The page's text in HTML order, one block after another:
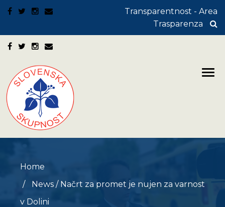
Transparentnost - Area
Trasparenza
Home
News /Načrt za promet je nujen za varnost
v Dolini